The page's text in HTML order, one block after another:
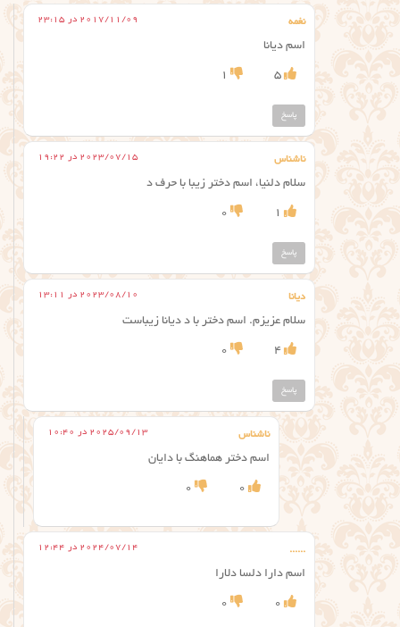
نغمه 2017/11/09 در 23:15
اسم دیانا
5
1
پاسخ
ناشناس 2023/07/15 در 19:22
سلام دلنیا، اسم دختر زیبا با حرف د
1
0
پاسخ
دیانا 2023/08/10 در 13:11
سلام عزیزم. اسم دختر با د دیانا زیباست
4
0
پاسخ
ناشناس 2025/09/13 در 10:40
اسم دختر هماهنگ با دایان
0
0
...... 2024/07/14 در 12:44
اسم دارا دلسا دلارا
0
0